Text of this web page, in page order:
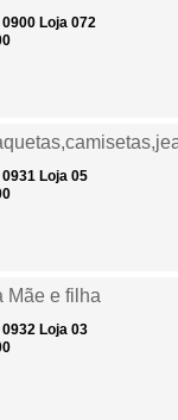
0900 Loja 072
0931 Loja 05
Mãe e filha
0932 Loja 03